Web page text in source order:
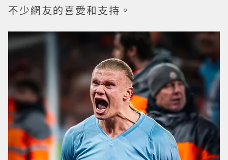
不少網友的喜愛和支持。